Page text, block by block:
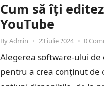
Cum să îți
YouTube
ByAdmin • 23 iulie 2024 • 0
Alegerea software-ului
pentru a crea conținut de